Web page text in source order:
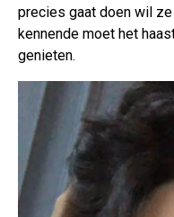
precies gaat doen wil
kennende moet het
genieten.